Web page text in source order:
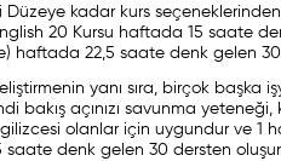
Düzeye kadar kurs
20 Kursu haftada 15 saate
haftada 22,5 saate denk gelen
yanı sıra, birçok başka
bakış açınızı savunma
olanlar için uygundur ve
denk gelen 30 dersten